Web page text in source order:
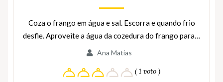
Coza o frango em água e sal. Escorra e quando frio
desfie. Aproveite a água da cozedura do frango para…
Ana Matias
( 1 voto )